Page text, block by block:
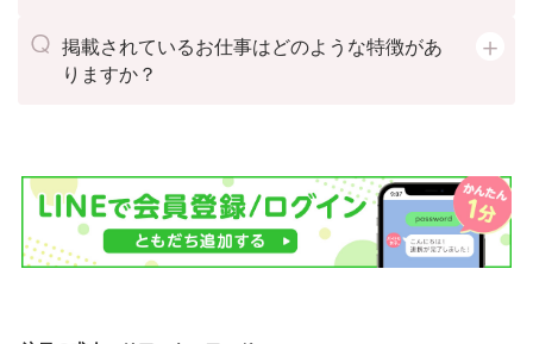
掲載されているお仕事はどのような特徴があ
りますか？